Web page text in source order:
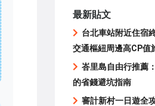
最新貼文
台北車站附近住宿
交通樞紐周邊高CP值
峇里島自由行推薦
的省錢避坑指南
審計新村一日遊全